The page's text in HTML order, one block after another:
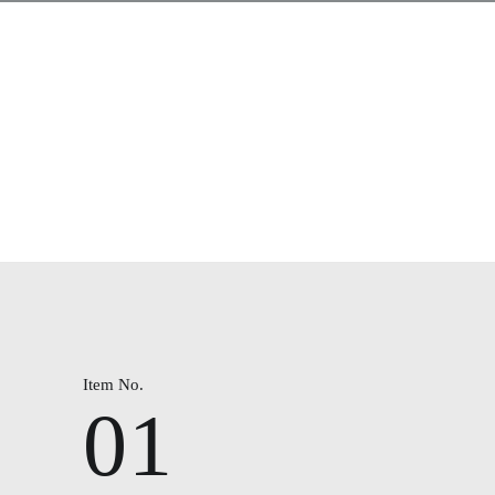
Item No.
01